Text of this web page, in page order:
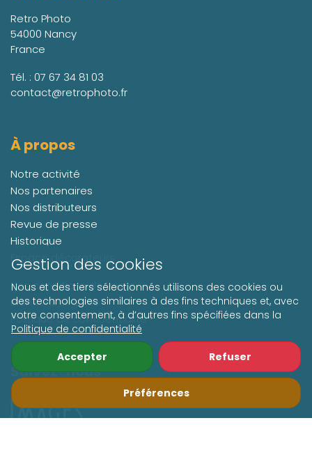
Gestion des cookies
Nous et des tiers sélectionnés utilisons des cookies ou
des technologies similaires à des fins techniques et, avec
votre consentement, à d’autres fins spécifiées dans la
Politique de confidentialité
Accepter
Refuser
Préférences
Retro Photo
54000 Nancy
France
Tél. : 07 67 34 81 03
contact@retrophoto.fr
À propos
Notre activité
Nos partenaires
Nos distributeurs
Revue de presse
Historique
Espace décorateurs
Nos conditions de vente
Mentions Légales
Politique de confidentialité
Suivez-nous